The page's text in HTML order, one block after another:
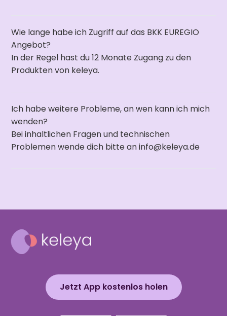
Wie lange habe ich Zugriff auf das BKK EUREGIO
Angebot?
In der Regel hast du 12 Monate Zugang zu den
Produkten von keleya.
Ich habe weitere Probleme, an wen kann ich mich
wenden?
Bei inhaltlichen Fragen und technischen
Problemen wende dich bitte an info@keleya.de
Jetzt App kostenlos holen